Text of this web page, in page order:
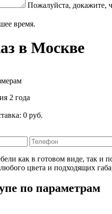
Пожалуйста, докажите,
время.
в Москве
2 года
0 руб.
как в готовом виде, так и
цвета и подходящих
по параметрам